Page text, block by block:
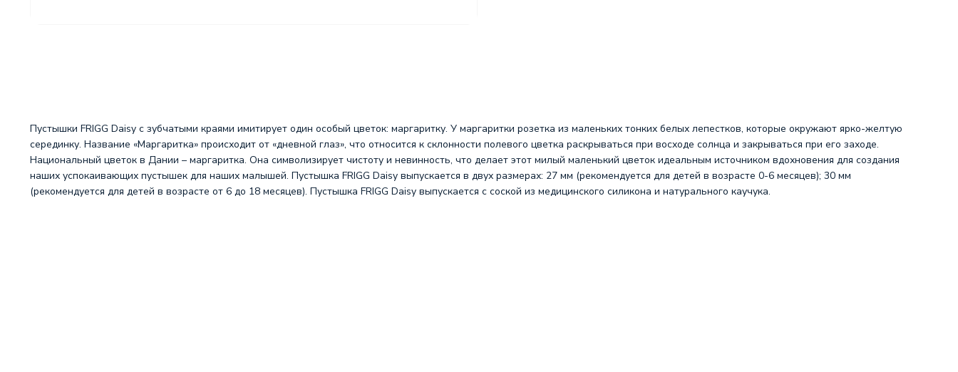
Пустышки FRIGG Daisy с зубчатыми краями имитирует один особый цветок: маргаритку. У маргаритки розетка из маленьких тонких белых лепестков, которые окружают ярко-желтую
серединку. Название «Маргаритка» происходит от «дневной глаз», что относится к склонности полевого цветка раскрываться при восходе солнца и закрываться при его заходе.
Национальный цветок в Дании – маргаритка. Она символизирует чистоту и невинность, что делает этот милый маленький цветок идеальным источником вдохновения для создания
наших успокаивающих пустышек для наших малышей. Пустышка FRIGG Daisy выпускается в двух размерах: 27 мм (рекомендуется для детей в возрасте 0-6 месяцев); 30 мм
(рекомендуется для детей в возрасте от 6 до 18 месяцев). Пустышка FRIGG Daisy выпускается с соской из медицинского силикона и натурального каучука.